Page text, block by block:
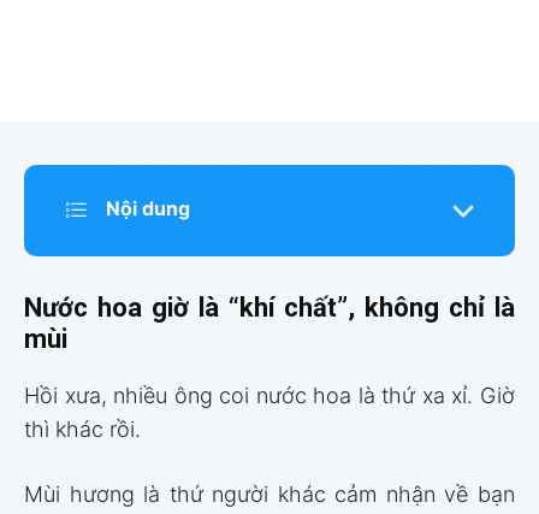
Nội dung
Nước hoa giờ là “khí chất”, không chỉ là
mùi
Hồi xưa, nhiều ông coi nước hoa là thứ xa xỉ. Giờ
thì khác rồi.
Mùi hương là thứ người khác cảm nhận về bạn